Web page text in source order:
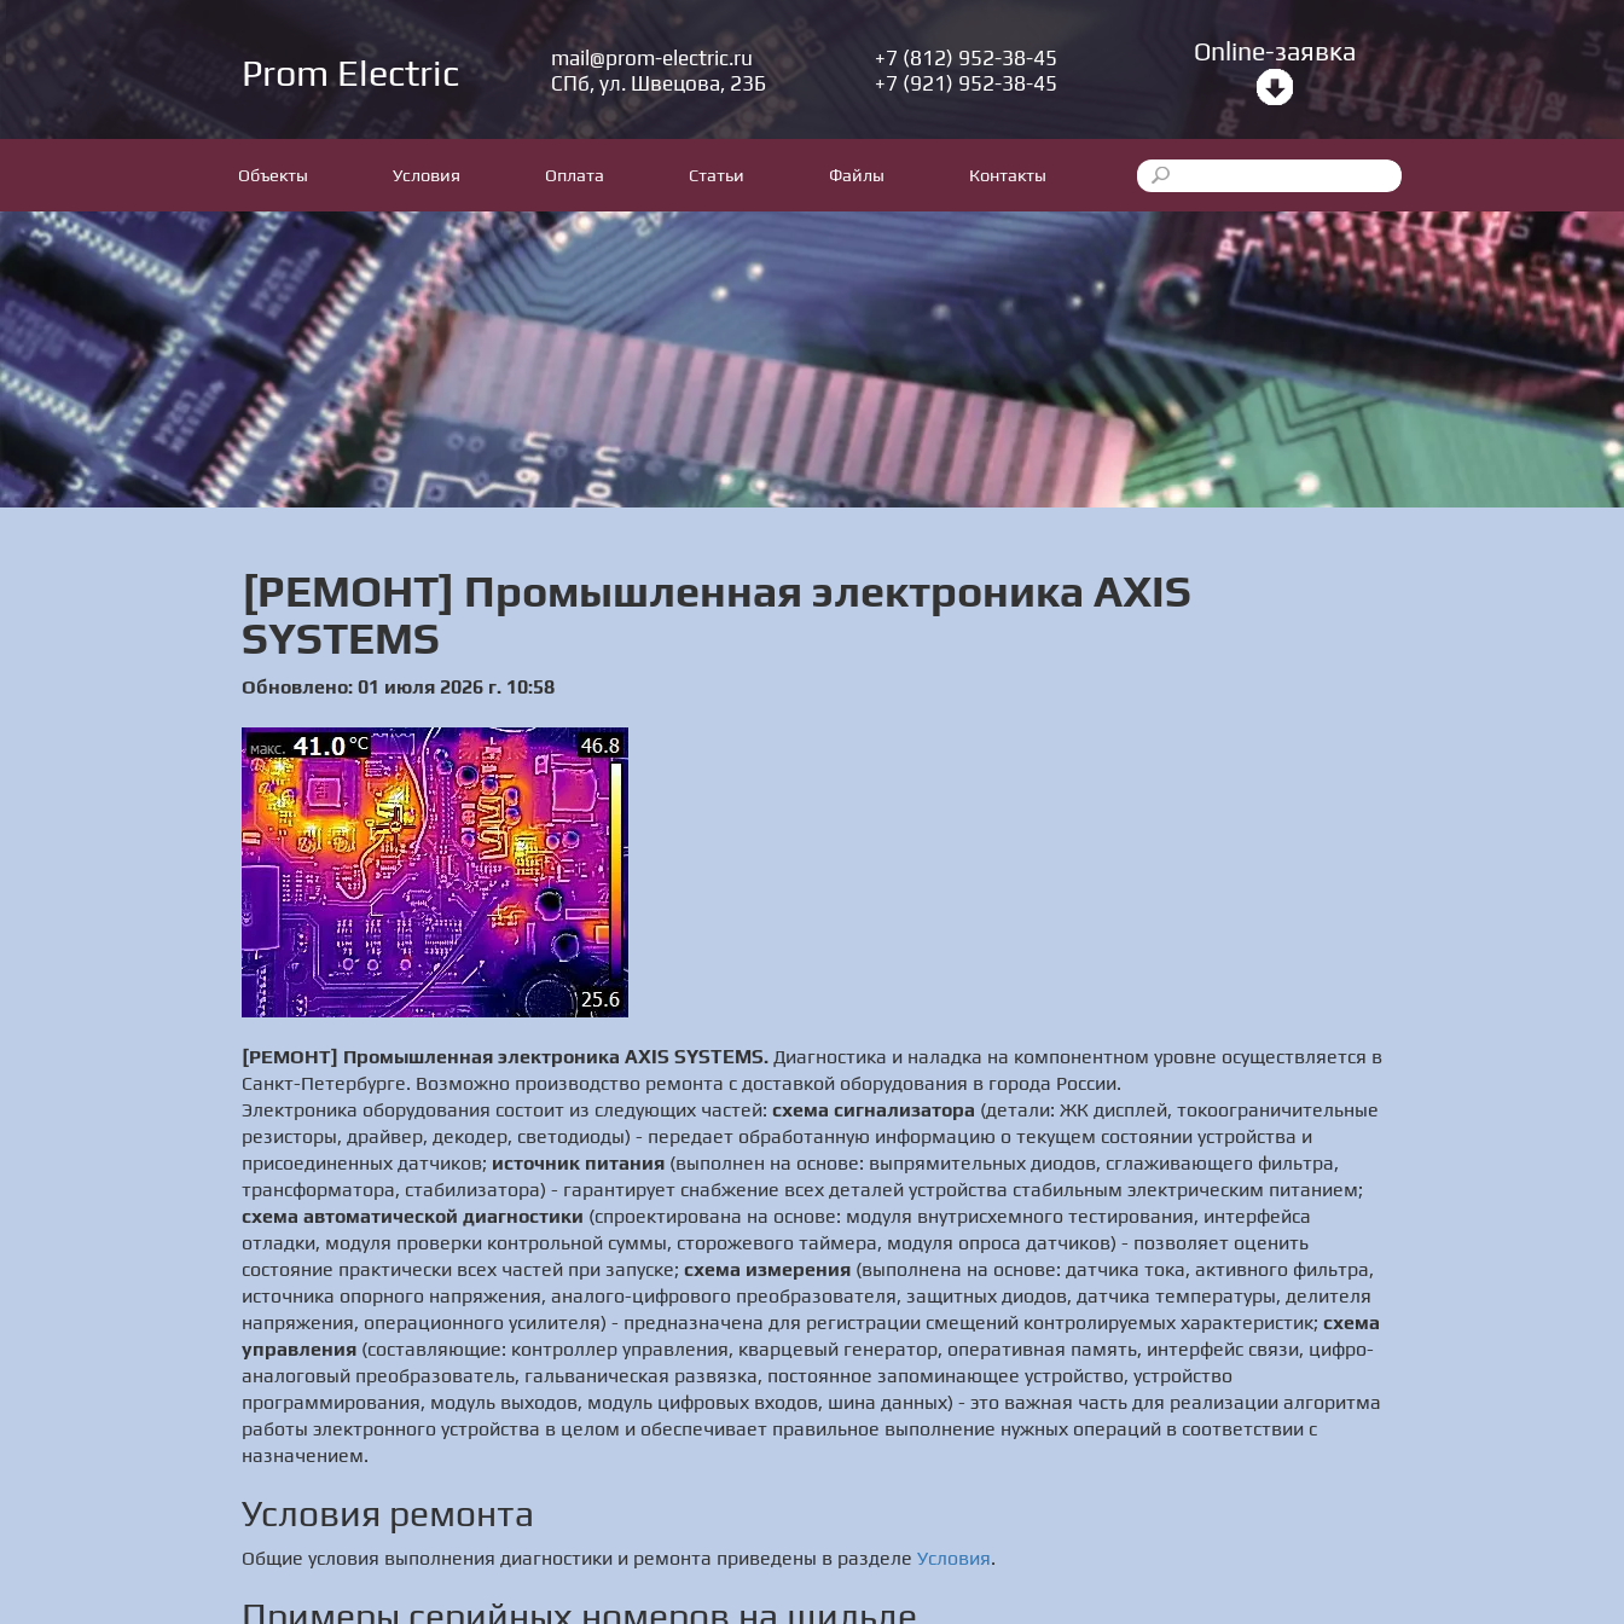
Prom Electric
mail@prom-electric.ru
СПб, ул. Швецова, 23Б
+7 (812) 952-38-45
+7 (921) 952-38-45
Online-заявка
Объекты Условия Оплата Статьи Файлы Контакты
[РЕМОНТ] Промышленная электроника AXIS
SYSTEMS
Обновлено: 01 июля 2026 г. 10:58
[РЕМОНТ] Промышленная электроника AXIS SYSTEMS. Диагностика и наладка на компонентном уровне осуществляется в
Санкт-Петербурге. Возможно производство ремонта с доставкой оборудования в города России.
Электроника оборудования состоит из следующих частей: схема сигнализатора (детали: ЖК дисплей, токоограничительные
резисторы, драйвер, декодер, светодиоды) - передает обработанную информацию о текущем состоянии устройства и
присоединенных датчиков; источник питания (выполнен на основе: выпрямительных диодов, сглаживающего фильтра,
трансформатора, стабилизатора) - гарантирует снабжение всех деталей устройства стабильным электрическим питанием;
схема автоматической диагностики (спроектирована на основе: модуля внутрисхемного тестирования, интерфейса
отладки, модуля проверки контрольной суммы, сторожевого таймера, модуля опроса датчиков) - позволяет оценить
состояние практически всех частей при запуске; схема измерения (выполнена на основе: датчика тока, активного фильтра,
источника опорного напряжения, аналого-цифрового преобразователя, защитных диодов, датчика температуры, делителя
напряжения, операционного усилителя) - предназначена для регистрации смещений контролируемых характеристик; схема
управления (составляющие: контроллер управления, кварцевый генератор, оперативная память, интерфейс связи, цифро-
аналоговый преобразователь, гальваническая развязка, постоянное запоминающее устройство, устройство
программирования, модуль выходов, модуль цифровых входов, шина данных) - это важная часть для реализации алгоритма
работы электронного устройства в целом и обеспечивает правильное выполнение нужных операций в соответствии с
назначением.
Условия ремонта
Общие условия выполнения диагностики и ремонта приведены в разделе Условия.